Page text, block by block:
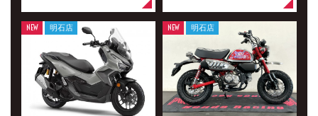
NEW 明石店 NEW 明石店
排気量
価格